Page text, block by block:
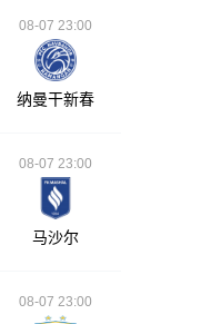
08-07 23:00
纳曼干新春
08-07 23:00
马沙尔
08-07 23:00